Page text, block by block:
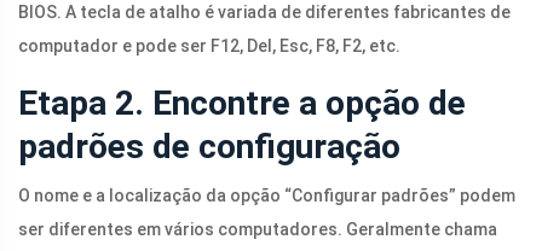
BIOS. A tecla de atalho é variada de diferentes fabricantes de
computador e pode ser F12, Del, Esc, F8, F2, etc.
Etapa 2. Encontre a opção de
padrões de configuração
O nome e a localização da opção “Configurar padrões” podem
ser diferentes em vários computadores. Geralmente chama